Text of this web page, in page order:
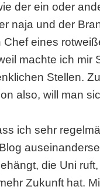
der ein oder
naja und der
eines
machte ich
Stellen.
also, will man
ich sehr
die Uni
Zukunft hat.